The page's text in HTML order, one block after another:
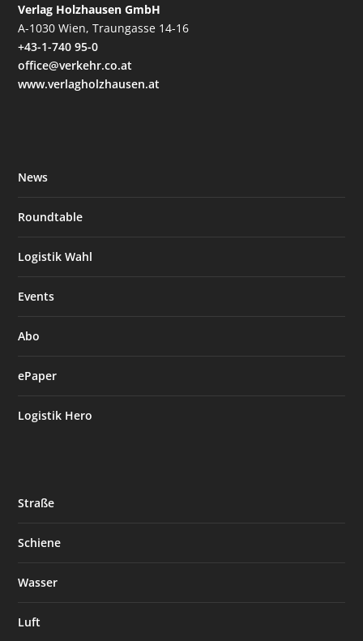
Verlag Holzhausen GmbH
A-1030 Wien, Traungasse 14-16
+43-1-740 95-0
office@verkehr.co.at
www.verlagholzhausen.at
News
Roundtable
Logistik Wahl
Events
Abo
ePaper
Logistik Hero
Straße
Schiene
Wasser
Luft